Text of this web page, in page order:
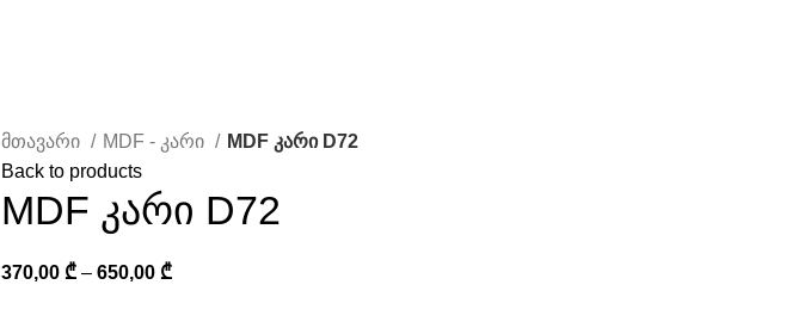
მთავარი MDF - კარი
MDF კარი D72
Back to products
MDF კარი D72
370,00 ₾ – 650,00 ₾